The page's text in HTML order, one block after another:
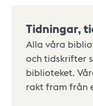
Tidningar,
Alla våra
och tidskrifter
biblioteket.
rakt fram från